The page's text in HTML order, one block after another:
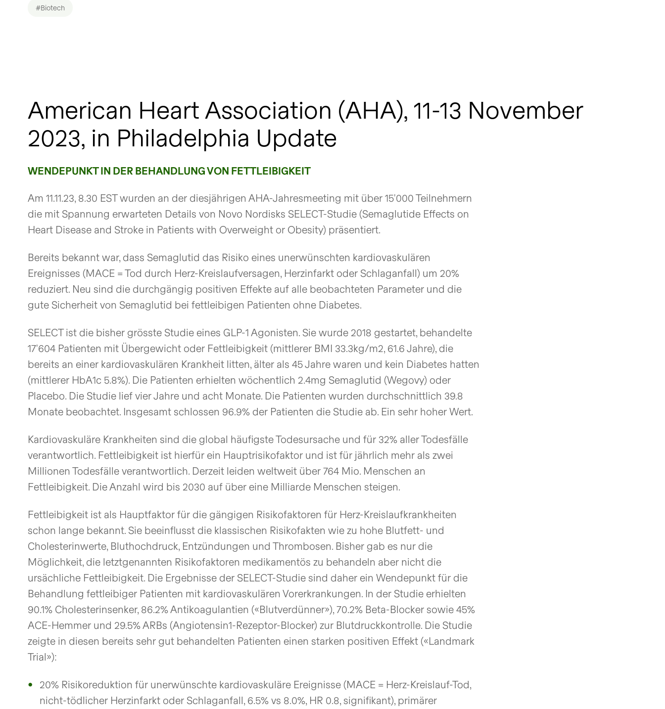
#Biotech
American Heart Association (AHA), 11-13 November
2023, in Philadelphia Update
WENDEPUNKT IN DER BEHANDLUNG VON FETTLEIBIGKEIT
Am 11.11.23, 8.30 EST wurden an der diesjährigen AHA-Jahresmeeting mit über 15'000 Teilnehmern
die mit Spannung erwarteten Details von Novo Nordisks SELECT-Studie (Semaglutide Effects on
Heart Disease and Stroke in Patients with Overweight or Obesity) präsentiert.
Bereits bekannt war, dass Semaglutid das Risiko eines unerwünschten kardiovaskulären
Ereignisses (MACE = Tod durch Herz-Kreislaufversagen, Herzinfarkt oder Schlaganfall) um 20%
reduziert. Neu sind die durchgängig positiven Effekte auf alle beobachteten Parameter und die
gute Sicherheit von Semaglutid bei fettleibigen Patienten ohne Diabetes.
SELECT ist die bisher grösste Studie eines GLP-1 Agonisten. Sie wurde 2018 gestartet, behandelte
17'604 Patienten mit Übergewicht oder Fettleibigkeit (mittlerer BMI 33.3kg/m2, 61.6 Jahre), die
bereits an einer kardiovaskulären Krankheit litten, älter als 45 Jahre waren und kein Diabetes hatten
(mittlerer HbA1c 5.8%). Die Patienten erhielten wöchentlich 2.4mg Semaglutid (Wegovy) oder
Placebo. Die Studie lief vier Jahre und acht Monate. Die Patienten wurden durchschnittlich 39.8
Monate beobachtet. Insgesamt schlossen 96.9% der Patienten die Studie ab. Ein sehr hoher Wert.
Kardiovaskuläre Krankheiten sind die global häufigste Todesursache und für 32% aller Todesfälle
verantwortlich. Fettleibigkeit ist hierfür ein Hauptrisikofaktor und ist für jährlich mehr als zwei
Millionen Todesfälle verantwortlich. Derzeit leiden weltweit über 764 Mio. Menschen an
Fettleibigkeit. Die Anzahl wird bis 2030 auf über eine Milliarde Menschen steigen.
Fettleibigkeit ist als Hauptfaktor für die gängigen Risikofaktoren für Herz-Kreislaufkrankheiten
schon lange bekannt. Sie beeinflusst die klassischen Risikofakten wie zu hohe Blutfett- und
Cholesterinwerte, Bluthochdruck, Entzündungen und Thrombosen. Bisher gab es nur die
Möglichkeit, die letztgenannten Risikofaktoren medikamentös zu behandeln aber nicht die
ursächliche Fettleibigkeit. Die Ergebnisse der SELECT-Studie sind daher ein Wendepunkt für die
Behandlung fettleibiger Patienten mit kardiovaskulären Vorerkrankungen. In der Studie erhielten
90.1% Cholesterinsenker, 86.2% Antikoagulantien («Blutverdünner»), 70.2% Beta-Blocker sowie 45%
ACE-Hemmer und 29.5% ARBs (Angiotensin1-Rezeptor-Blocker) zur Blutdruckkontrolle. Die Studie
zeigte in diesen bereits sehr gut behandelten Patienten einen starken positiven Effekt («Landmark
Trial»):
20% Risikoreduktion für unerwünschte kardiovaskuläre Ereignisse (MACE = Herz-Kreislauf-Tod,
nicht-tödlicher Herzinfarkt oder Schlaganfall, 6.5% vs 8.0%, HR 0.8, signifikant), primärer